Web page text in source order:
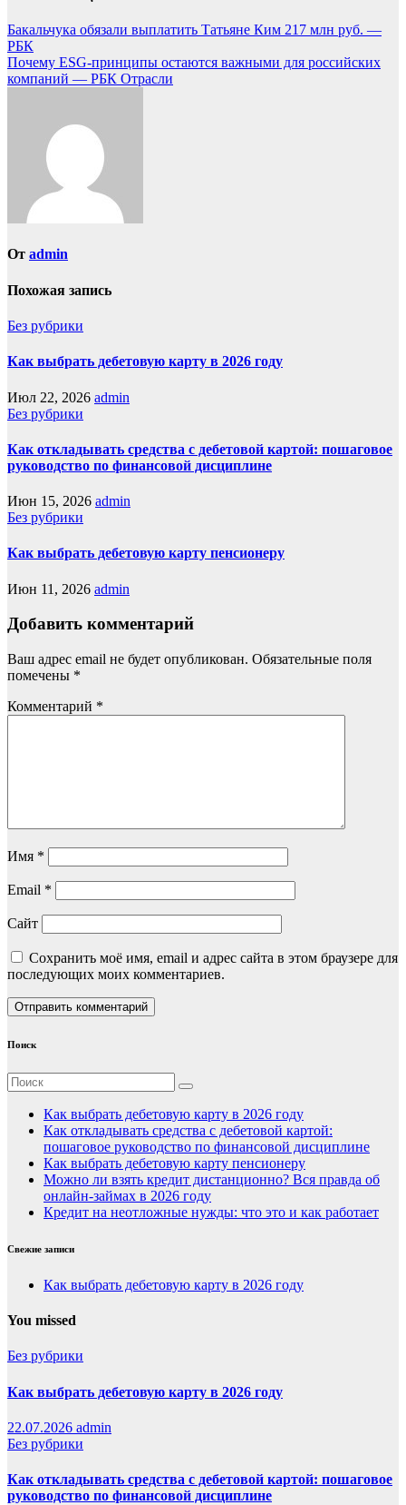
Бакальчука обязали выплатить Татьяне Ким 217 млн руб. —
РБК
Почему ESG-принципы остаются важными для российских
компаний — РБК Отрасли
От admin
Похожая запись
Без рубрики
Как выбрать дебетовую карту в 2026 году
Июл 22, 2026 admin
Без рубрики
Как откладывать средства с дебетовой картой: пошаговое
руководство по финансовой дисциплине
Июн 15, 2026 admin
Без рубрики
Как выбрать дебетовую карту пенсионеру
Июн 11, 2026 admin
Добавить комментарий
Ваш адрес email не будет опубликован. Обязательные поля
помечены *
Комментарий *
Имя *
Email *
Сайт
Сохранить моё имя, email и адрес сайта в этом браузере для
последующих моих комментариев.
Поиск
Как выбрать дебетовую карту в 2026 году
Как откладывать средства с дебетовой картой:
пошаговое руководство по финансовой дисциплине
Как выбрать дебетовую карту пенсионеру
Можно ли взять кредит дистанционно? Вся правда об
онлайн-займах в 2026 году
Кредит на неотложные нужды: что это и как работает
Свежие записи
Как выбрать дебетовую карту в 2026 году
You missed
Без рубрики
Как выбрать дебетовую карту в 2026 году
22.07.2026 admin
Без рубрики
Как откладывать средства с дебетовой картой: пошаговое
руководство по финансовой дисциплине